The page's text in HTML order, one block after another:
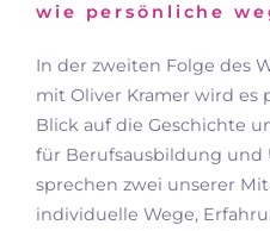
wie persönliche
In der zweiten Folge des
mit Oliver Kramer wird es
Blick auf die Geschichte
für Berufsausbildung und
sprechen zwei unserer
individuelle Wege,